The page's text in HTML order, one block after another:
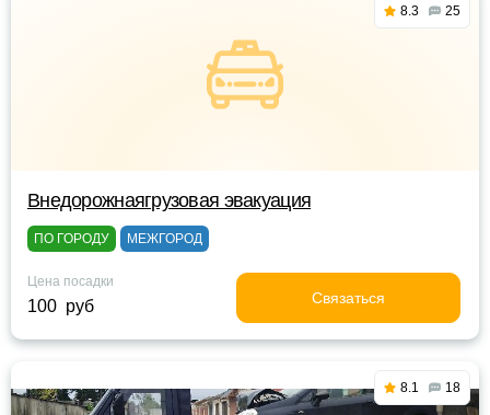
8.3 25
Внедорожнаягрузовая эвакуация
ПО ГОРОДУ МЕЖГОРОД
Цена посадки
100 руб Связаться
8.1 18